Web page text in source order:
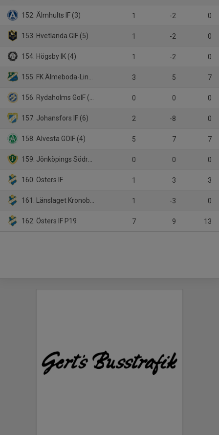
152. Älmhults IF (3) 1 -2 0
153. Hvetlanda GIF (5) 1 -2 0
154. Högsby IK (4) 1 -2 0
155. FK Älmeboda-Linneryd (4) 3 5 7
156. Rydaholms GoIF (5) 0 0 0
157. Johansfors IF (6) 2 -8 0
158. Alvesta GOIF (4) 5 7 7
159. Jönköpings Södra IF P19 0 0 0
160. Östers IF 1 3 3
161. Länslaget Kronoberg 1 -3 0
162. Östers IF P19 7 9 13